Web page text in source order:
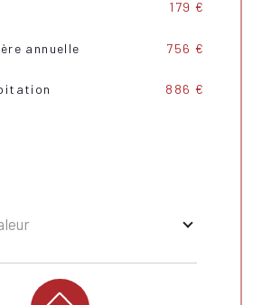
Individuel
179 €
annuelle 756 €
886 €